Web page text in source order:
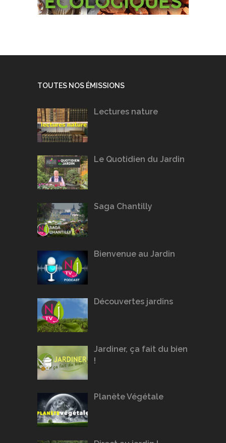
TOUTES NOS ÉMISSIONS
Lectures nature
Le Quotidien du Jardin
Saga Chantilly
Bienvenue au Jardin
Découvertes jardins
Jardiner, ça fait du bien
!
Planète Végétale